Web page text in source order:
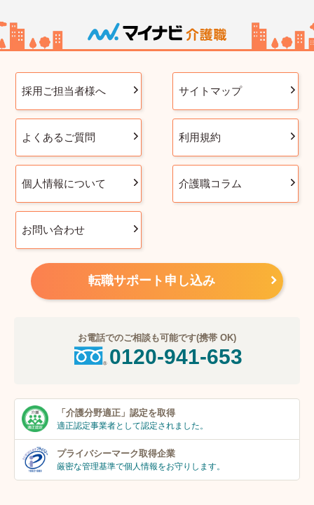
採用ご担当者様へ サイトマップ
よくあるご質問 利用規約
個人情報について 介護職コラム
お問い合わせ
転職サポート申し込み
お電話でのご相談も可能です(携帯 OK)
0120-941-653
「介護分野適正」 認定を取得
適正認定事業者として認定されました。
プライバシーマーク取得企業
厳密な管理基準で個人情報をお守りします。